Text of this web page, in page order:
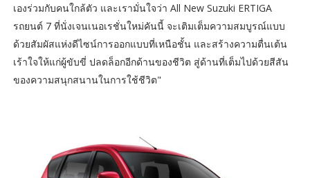
เองร่วมกับคนใกล้ตัว และเรามั่นใจว่า All New Suzuki ERTIGA
รถยนต์ 7 ที่นั่งเจนเนอเรชั่นใหม่คันนี้ จะเติมเต็มความสมบูรณ์แบบ
ด้วยสัมผัสแห่งดีไซน์การออกแบบที่เหนือชั้น และสร้างความตื่นเต้น
เร้าใจให้แก่ผู้ขับขี่ ปลดล็อกอีกด้านของชีวิต สู่ด้านที่เต็มไปด้วยสีสัน
ของความสนุกสนานในการใช้ชีวิต"